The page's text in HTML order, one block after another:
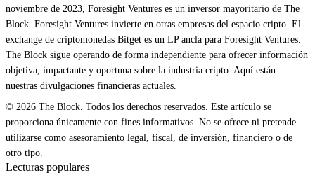
noviembre de 2023, Foresight Ventures es un inversor mayoritario de The
Block. Foresight Ventures invierte en otras empresas del espacio cripto. El
exchange de criptomonedas Bitget es un LP ancla para Foresight Ventures.
The Block sigue operando de forma independiente para ofrecer información
objetiva, impactante y oportuna sobre la industria cripto. Aquí están
nuestras divulgaciones financieras actuales.
© 2026 The Block. Todos los derechos reservados. Este artículo se
proporciona únicamente con fines informativos. No se ofrece ni pretende
utilizarse como asesoramiento legal, fiscal, de inversión, financiero o de
otro tipo.
Lecturas populares